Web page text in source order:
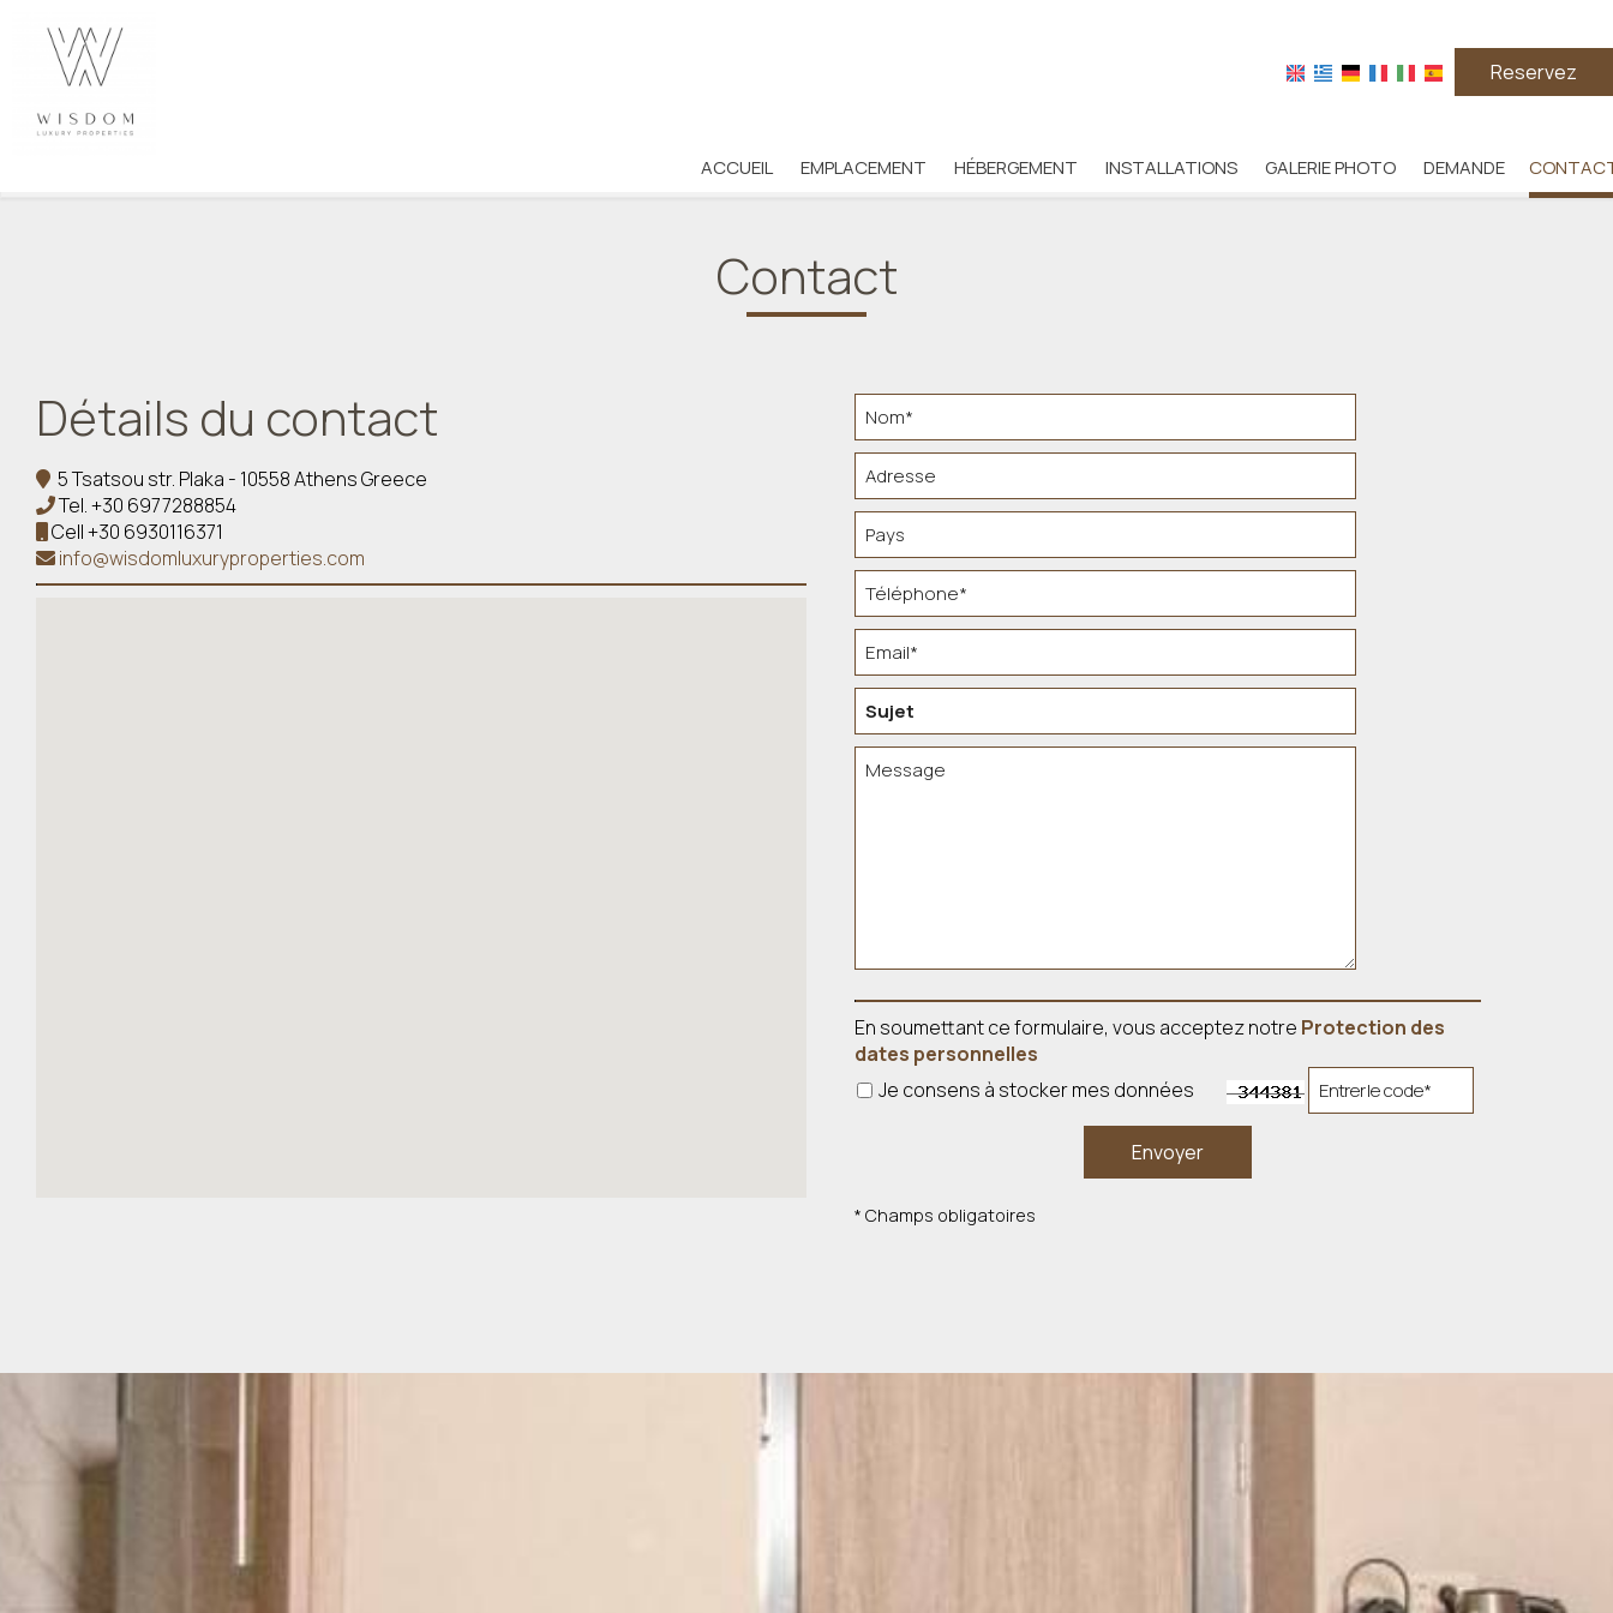
Reservez
ACCUEIL EMPLACEMENT HÉBERGEMENT INSTALLATIONS GALERIE PHOTO DEMANDE
Contact
Détails du contact
5 Tsatsou str. Plaka - 10558 Athens Greece
Tel.+30 6977288854
Cell+30 6930116371
info@wisdomluxuryproperties.com
En soumettant ce formulaire, vous acceptez notre Protection des
dates personnelles
Je consens à stocker mes données
Envoyer
* Champs obligatoires